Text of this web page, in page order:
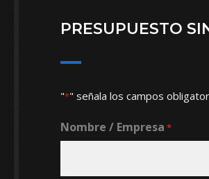
PRESUPUESTO
"*" señala los campos
Nombre / Empresa *